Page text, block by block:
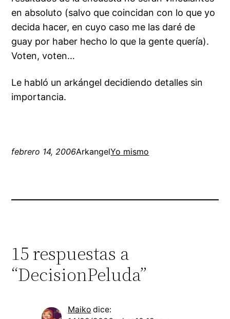
en absoluto (salvo que coincidan con lo que yo
decida hacer, en cuyo caso me las daré de
guay por haber hecho lo que la gente quería).
Voten, voten…
Le habló un arkángel decidiendo detalles sin
importancia.
febrero 14, 2006ArkangelYo mismo
15 respuestas a
“DecisionPeluda”
Maiko dice: